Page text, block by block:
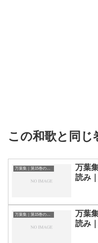
この和歌と同じ
万葉集｜第15巻の和歌一覧
万葉
読み
万葉集｜第15巻の和歌一覧
万葉
読み